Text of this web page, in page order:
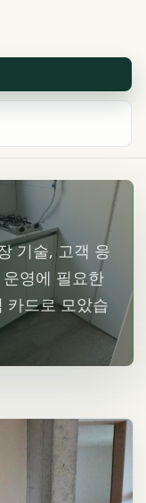
기술, 고객 응
영에 필요한
카드로 모았습